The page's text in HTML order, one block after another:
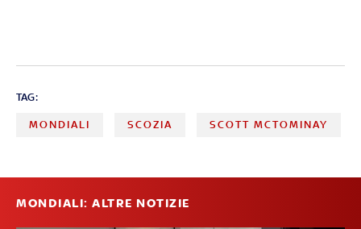
TAG:
MONDIALI SCOZIA SCOTT MCTOMINAY
MONDIALI: ALTRE NOTIZIE